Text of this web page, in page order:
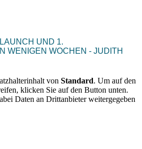
UND 1.
WENIGEN WOCHEN - JUDITH
von Standard. Um auf den
klicken Sie auf den Button unten.
Daten an Drittanbieter weitergegeben